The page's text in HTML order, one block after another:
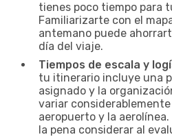
tienes poco tiempo para
Familiarizarte con el
antemano puede
día del viaje.
Tiempos de escala y
tu itinerario incluye una
asignado y la
variar
aeropuerto y la
la pena considerar al